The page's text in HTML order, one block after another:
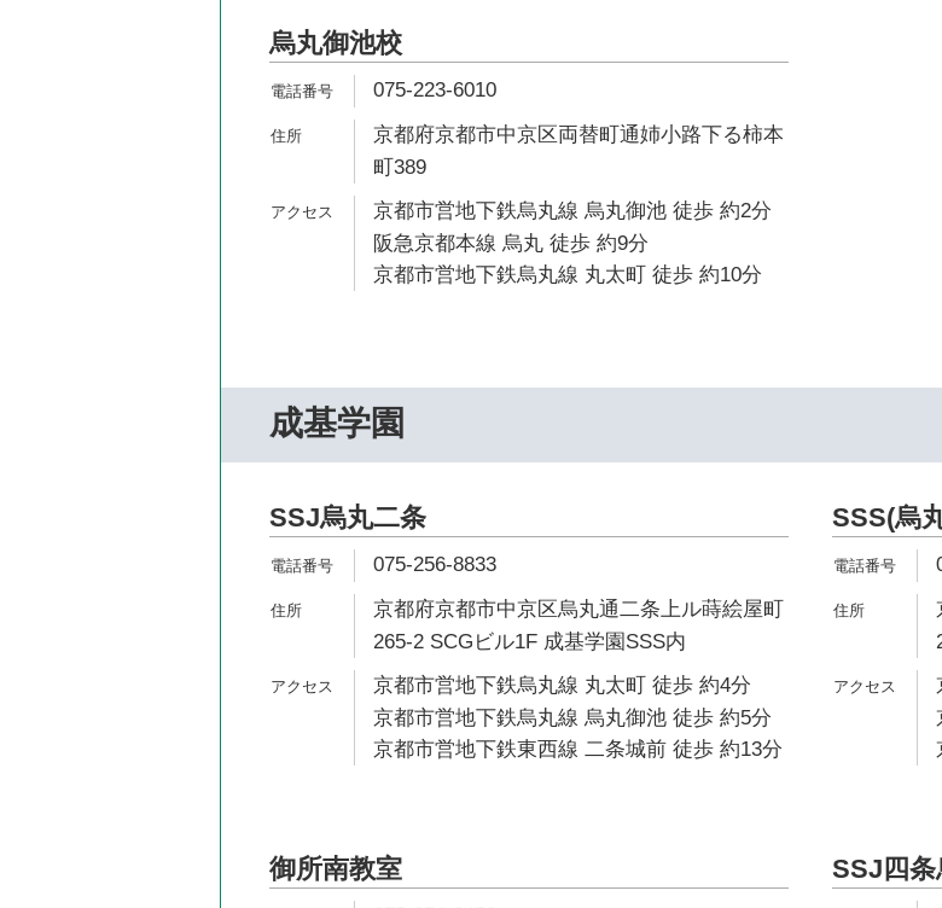
烏丸御池校
075-223-6010
京都府京都市中京区両替町通姉小路下る柿本
町389
京都市営地下鉄烏丸線 烏丸御池 徒歩 約2分
阪急京都本線 烏丸 徒歩 約9分
京都市営地下鉄烏丸線 丸太町 徒歩 約10分
成基学園
SSJ烏丸二条
075-256-8833
京都府京都市中京区烏丸通二条上ル蒔絵屋町
265-2 SCGビル1F 成基学園SSS内
京都市営地下鉄烏丸線 丸太町 徒歩 約4分
京都市営地下鉄烏丸線 烏丸御池 徒歩 約5分
京都市営地下鉄東西線 二条城前 徒歩 約13分
SSS(烏
御所南教室 SSJ四条